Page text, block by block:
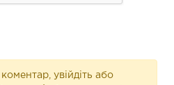
увійдіть або